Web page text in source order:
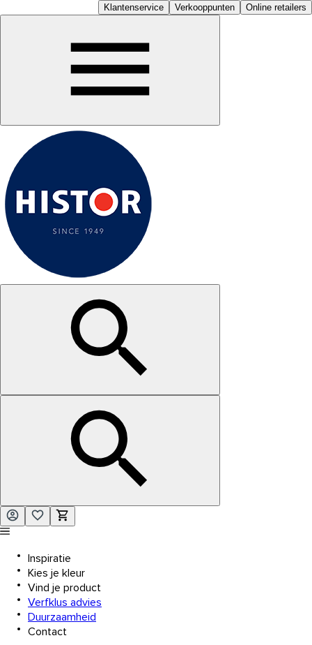
Klantenservice Verkooppunten Online retailers
Inspiratie
Kies je kleur
Vind je product
Verfklus advies
Duurzaamheid
Contact